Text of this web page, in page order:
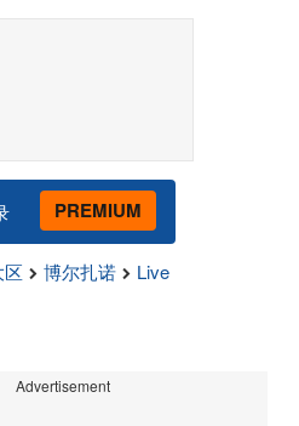
PREMIUM
博尔扎诺 Live
Advertisement